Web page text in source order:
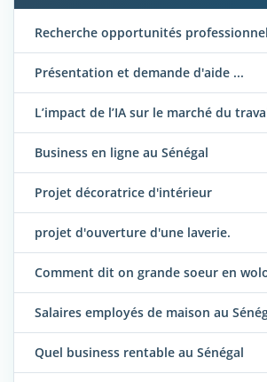
Recherche opportunités
Présentation et demande d'aide ...
L’impact de l’IA sur le marché du
Business en ligne au Sénégal
Projet décoratrice d'intérieur
projet d'ouverture d'une laverie.
Comment dit on grande soeur en
Salaires employés de maison au
Quel business rentable au Sénégal